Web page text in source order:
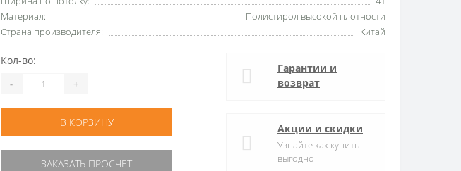
Материал:
Полистирол высокой плотности
Страна производителя:
Китай
Кол-во:
- +
В КОРЗИНУ
ЗАКАЗАТЬ ПРОСЧЕТ
Гарантии и
возврат
Акции и скидки
Узнайте как купить
выгодно